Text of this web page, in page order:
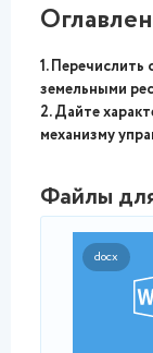
1.
земельными
2. Дайте
механизму
Файлы
docx